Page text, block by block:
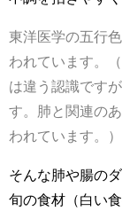
東洋医学の五行
われています。
は違う認識です
す。肺と関連の
われています。）
そんな肺や腸の
旬の食材（白い